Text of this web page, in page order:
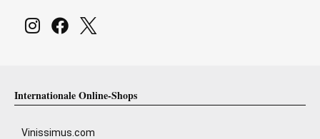
Internationale Online-Shops
Vinissimus.com